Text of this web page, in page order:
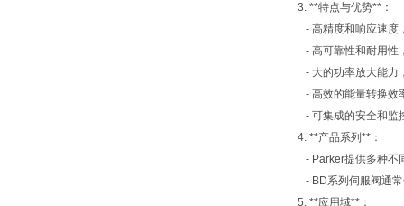
3. **特点与优势**：
- 高精度和响应速度
- 高可靠性和耐用性
- 大的功率放大能力
- 高效的能量转换效
- 可集成的安全和监
4. **产品系列**：
- Parker提供多种不
- BD系列伺服阀通
5. **应用域**：